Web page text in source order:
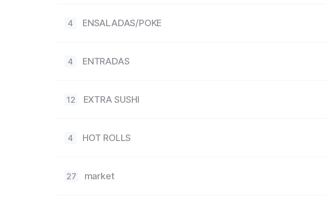
4 ENSALADAS/POKE
4 ENTRADAS
12 EXTRA SUSHI
4 HOT ROLLS
27 market